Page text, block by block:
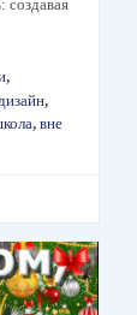
создавая
,
,
, вне